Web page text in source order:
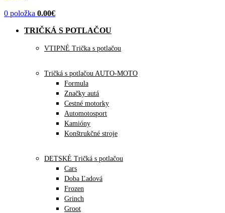
0 položka 0.00€
TRIČKÁ S POTLAČOU
VTIPNÉ Trička s potlačou
Tričká s potlačou AUTO-MOTO
Formula
Značky autá
Cestné motorky
Automotosport
Kamióny
Konštrukčné stroje
DETSKÉ Tričká s potlačou
Cars
Doba Ľadová
Frozen
Grinch
Groot